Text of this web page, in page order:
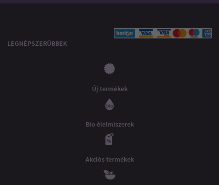
LEGNÉPSZERŰBBEK
Új termékek
Bio élelmiszerek
Akciós termékek